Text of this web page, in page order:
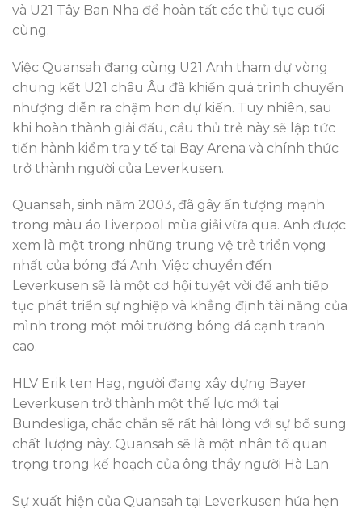
và U21 Tây Ban Nha để hoàn tất các thủ tục cuối
cùng.
Việc Quansah đang cùng U21 Anh tham dự vòng
chung kết U21 châu Âu đã khiến quá trình chuyển
nhượng diễn ra chậm hơn dự kiến. Tuy nhiên, sau
khi hoàn thành giải đấu, cầu thủ trẻ này sẽ lập tức
tiến hành kiểm tra y tế tại Bay Arena và chính thức
trở thành người của Leverkusen.
Quansah, sinh năm 2003, đã gây ấn tượng mạnh
trong màu áo Liverpool mùa giải vừa qua. Anh được
xem là một trong những trung vệ trẻ triển vọng
nhất của bóng đá Anh. Việc chuyển đến
Leverkusen sẽ là một cơ hội tuyệt vời để anh tiếp
tục phát triển sự nghiệp và khẳng định tài năng của
mình trong một môi trường bóng đá cạnh tranh
cao.
HLV Erik ten Hag, người đang xây dựng Bayer
Leverkusen trở thành một thế lực mới tại
Bundesliga, chắc chắn sẽ rất hài lòng với sự bổ sung
chất lượng này. Quansah sẽ là một nhân tố quan
trọng trong kế hoạch của ông thầy người Hà Lan.
Sự xuất hiện của Quansah tại Leverkusen hứa hẹn